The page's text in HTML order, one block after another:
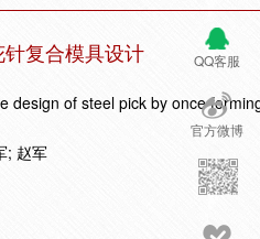
QQ客服
官方微博
复合模具设计
design of steel pick by once
; 赵军